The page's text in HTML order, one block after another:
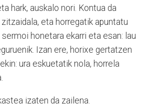
hark, auskalo nori. Kontua da
eta horregatik apuntatu
sermoi honetara ekarri eta esan: lau
Izan ere, horixe gertatzen
ura eskuetatik nola, horrela
izaten da zailena.